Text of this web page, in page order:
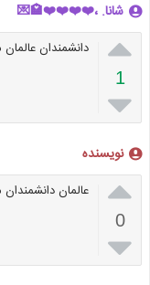
شانا. ،❤️❤️❤️❤️🏩💌

1

دانشمندان
نویسنده

0

عالمان